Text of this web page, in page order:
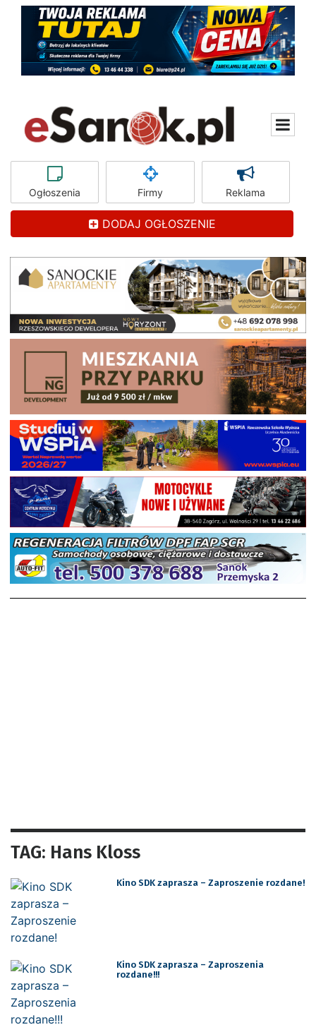
Ogłoszenia Firmy Reklama
DODAJ OGŁOSZENIE
TAG: Hans Kloss
Kino SDK zaprasza – Zaproszenie rozdane!
Kino SDK zaprasza – Zaproszenia
rozdane!!!